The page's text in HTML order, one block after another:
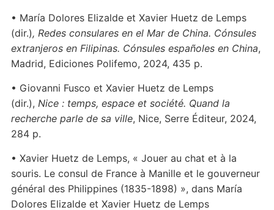
• María Dolores Elizalde et Xavier Huetz de Lemps
(dir.), Redes consulares en el Mar de China. Cónsules
extranjeros en Filipinas. Cónsules españoles en China,
Madrid, Ediciones Polifemo, 2024, 435 p.
• Giovanni Fusco et Xavier Huetz de Lemps
(dir.), Nice : temps, espace et société. Quand la
recherche parle de sa ville, Nice, Serre Éditeur, 2024,
284 p.
• Xavier Huetz de Lemps, « Jouer au chat et à la
souris. Le consul de France à Manille et le gouverneur
général des Philippines (1835-1898) », dans María
Dolores Elizalde et Xavier Huetz de Lemps